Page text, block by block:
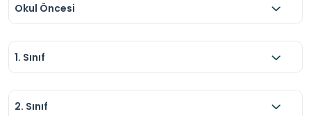
Okul Öncesi
1. Sınıf
2. Sınıf